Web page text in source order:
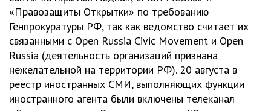
«Правозащиты Открытки» по требованию
Генпрокуратуры РФ, так как ведомство считает их
связанными с Open Russia Civic Movement и Open
Russia (деятельность организаций признана
нежелательной на территории РФ). 20 августа в
реестр иностранных СМИ, выполняющих функции
иностранного агента были включены телеканал